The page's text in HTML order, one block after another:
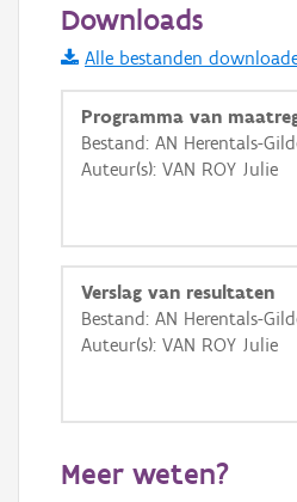
Informatie Vlaanderen
i
+ −
Basis Lagen
GRB-Basiskaart
Downloads
Alle bestanden
Programma van
Bestand: AN Herentals-
Auteur(s): VAN ROY Julie
Verslag van resultaten
Bestand: AN Herentals-
Auteur(s): VAN ROY Julie
Meer weten?